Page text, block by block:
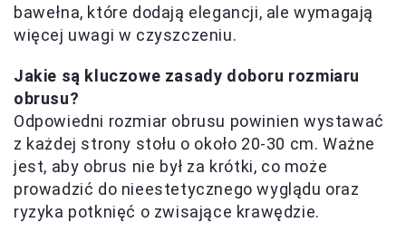
bawełna, które dodają elegancji, ale wymagają
więcej uwagi w czyszczeniu.
Jakie są kluczowe zasady doboru rozmiaru
obrusu?
Odpowiedni rozmiar obrusu powinien wystawać
z każdej strony stołu o około 20-30 cm. Ważne
jest, aby obrus nie był za krótki, co może
prowadzić do nieestetycznego wyglądu oraz
ryzyka potknięć o zwisające krawędzie.